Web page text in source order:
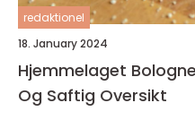
redaktionel
18. January 2024
Hjemmelaget
Og Saftig Oversikt